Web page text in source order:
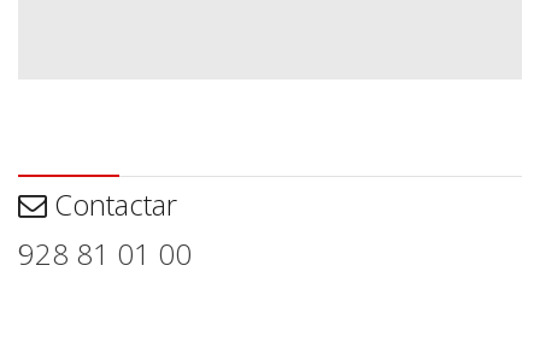
Contactar
928 81 01 00